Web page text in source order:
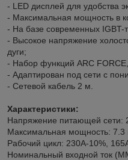
- LED дисплей для удобства
- Максимальная мощность в
- На базе современных IGBT-
- Высокое напряжение
дуги;
- Набор функций ARC
- Адаптирован под сети с
- Сетевой кабель 2 м.
Характеристики:
Напряжение питающей сети:
Максимальная мощность: 7.3
Рабочий цикл: 230А-10%,
Номинальный входной ток